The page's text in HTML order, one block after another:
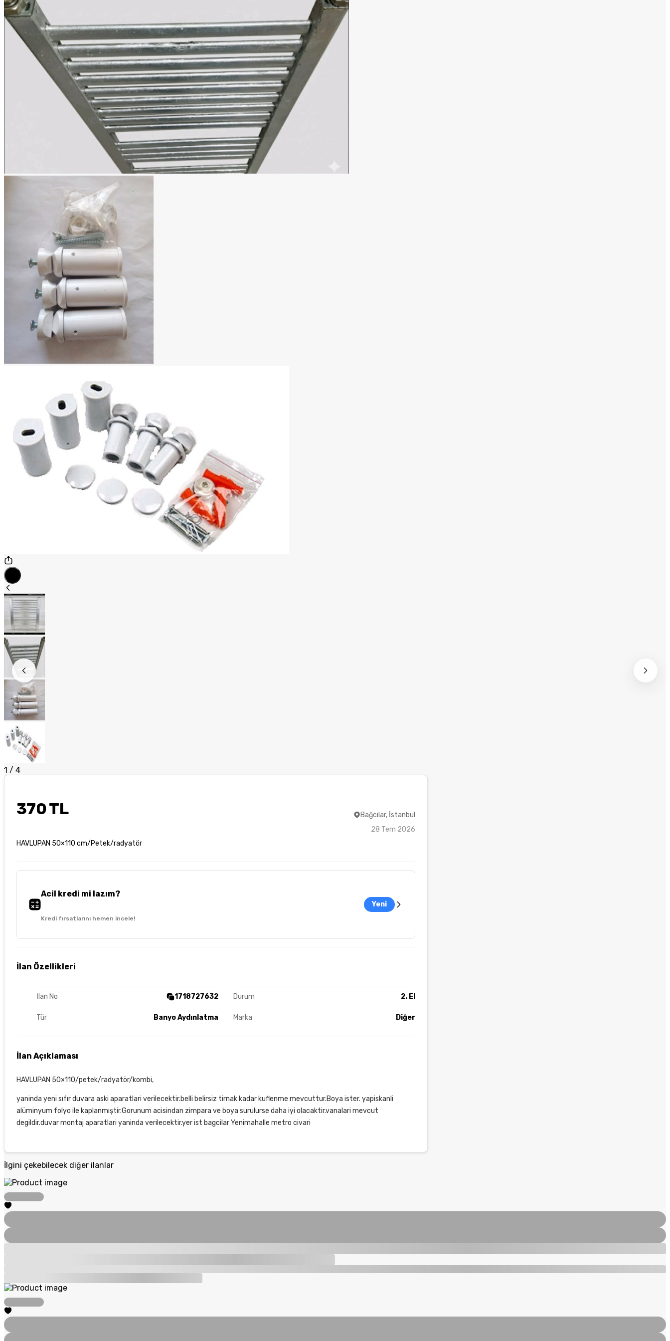
1 / 4
370 TL
HAVLUPAN 50×110 cm/Petek/radyatör
Bağcılar, İstanbul
28 Tem 2026
Acil kredi mi lazım?
Kredi fırsatlarını hemen incele!
Yeni
İlan Özellikleri
İlan No 1718727632 Durum 2. El
Tür Banyo Aydınlatma Marka Diğer
İlan Açıklaması
HAVLUPAN 50×110/petek/radyatör/kombi,
yaninda yeni sıfır duvara aski aparatlari verilecektir.belli belirsiz tirnak kadar kuflenme mevcuttur.Boya ister. yapiskanli
alüminyum folyo ile kaplanmıştir.Gorunum acisindan zimpara ve boya surulurse daha iyi olacaktir.vanalari mevcut
degildir.duvar montaj aparatlari yaninda verilecektir.yer ist bagcilar Yenimahalle metro civari
İlgini çekebilecek diğer ilanlar